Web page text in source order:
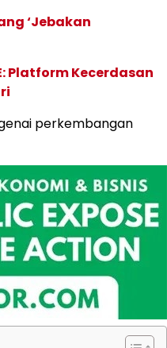
‘Jebakan
Platform Kecerdasan
perkembangan